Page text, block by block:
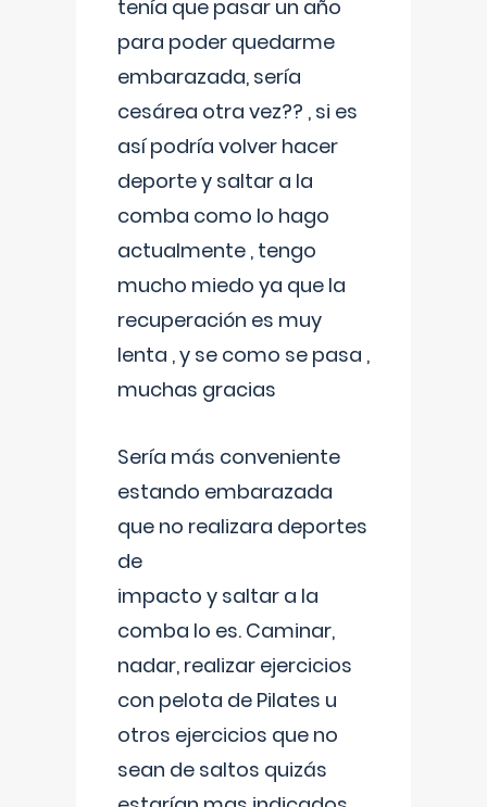
tenía que pasar un año
para poder quedarme
embarazada, sería
cesárea otra vez?? , si es
así podría volver hacer
deporte y saltar a la
comba como lo hago
actualmente , tengo
mucho miedo ya que la
recuperación es muy
lenta , y se como se pasa ,
muchas gracias
Sería más conveniente
estando embarazada
que no realizara deportes
de
impacto y saltar a la
comba lo es. Caminar,
nadar, realizar ejercicios
con pelota de Pilates u
otros ejercicios que no
sean de saltos quizás